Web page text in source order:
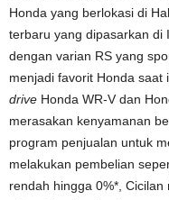
Honda yang berlokasi di
terbaru yang dipasarkan di
dengan varian RS yang
menjadi favorit Honda saat
drive Honda WR-V dan
merasakan kenyamanan
program penjualan untuk
melakukan pembelian
rendah hingga 0%*,